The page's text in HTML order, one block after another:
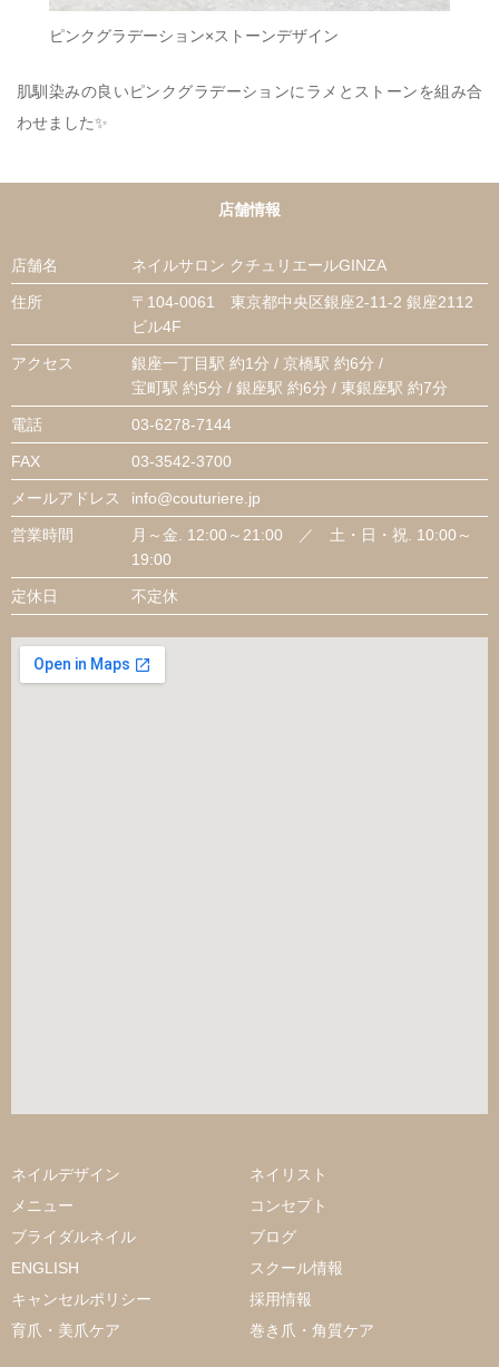
ピンクグラデーション×ストーンデザイン
肌馴染みの良いピンクグラデーションにラメとストーンを組み合
わせました✨
店舗情報
店舗名 ネイルサロン クチュリエールGINZA
住所
〒104-0061 東京都中央区銀座2-11-2 銀座2112
ビル4F
アクセス
銀座一丁目駅 約1分 / 京橋駅 約6分 /
宝町駅 約5分 / 銀座駅 約6分 / 東銀座駅 約7分
電話 03-6278-7144
FAX 03-3542-3700
メールアドレス info@couturiere.jp
営業時間
月～金. 12:00～21:00 ／ 土・日・祝. 10:00～
19:00
定休日 不定休
ネイルデザイン
ネイリスト
メニュー
コンセプト
ブライダルネイル
ブログ
ENGLISH
スクール情報
キャンセルポリシー
採用情報
育爪・美爪ケア
巻き爪・角質ケア